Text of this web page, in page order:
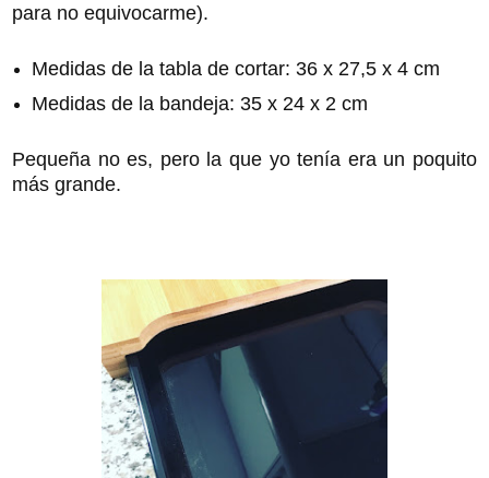
para no equivocarme).
Medidas de la tabla de cortar: 36 x 27,5 x 4 cm
Medidas de la bandeja: 35 x 24 x 2 cm
Pequeña no es, pero la que yo tenía era un poquito
más grande.